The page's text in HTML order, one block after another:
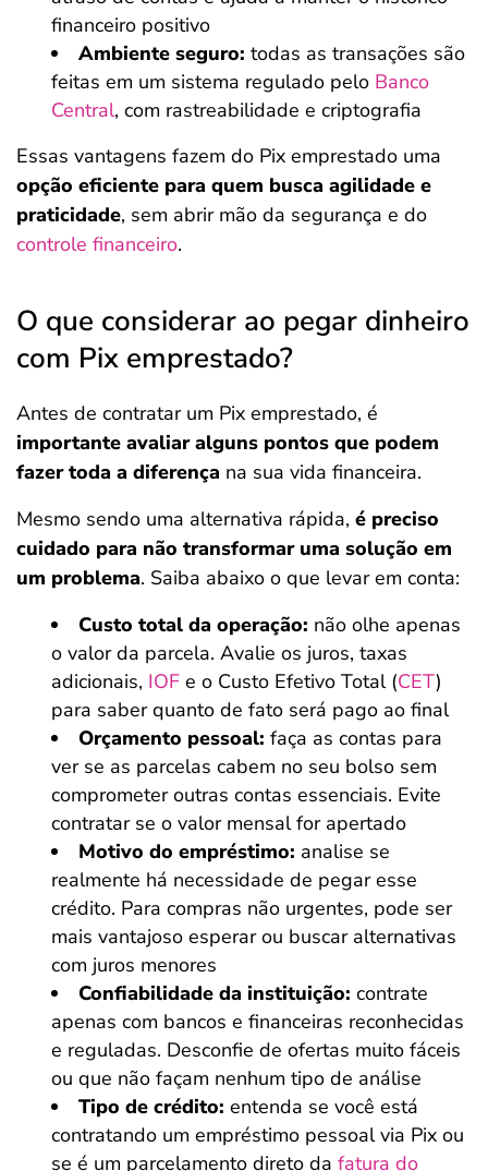
financeiro positivo
Ambiente seguro: todas as transações são
feitas em um sistema regulado pelo Banco
Central, com rastreabilidade e criptografia
Essas vantagens fazem do Pix emprestado uma
opção eficiente para quem busca agilidade e
praticidade, sem abrir mão da segurança e do
controle financeiro.
O que considerar ao pegar dinheiro
com Pix emprestado?
Antes de contratar um Pix emprestado, é
importante avaliar alguns pontos que podem
fazer toda a diferença na sua vida financeira.
Mesmo sendo uma alternativa rápida, é preciso
cuidado para não transformar uma solução em
um problema. Saiba abaixo o que levar em conta:
Custo total da operação: não olhe apenas
o valor da parcela. Avalie os juros, taxas
adicionais, IOF e o Custo Efetivo Total (CET)
para saber quanto de fato será pago ao final
Orçamento pessoal: faça as contas para
ver se as parcelas cabem no seu bolso sem
comprometer outras contas essenciais. Evite
contratar se o valor mensal for apertado
Motivo do empréstimo: analise se
realmente há necessidade de pegar esse
crédito. Para compras não urgentes, pode ser
mais vantajoso esperar ou buscar alternativas
com juros menores
Confiabilidade da instituição: contrate
apenas com bancos e financeiras reconhecidas
e reguladas. Desconfie de ofertas muito fáceis
ou que não façam nenhum tipo de análise
Tipo de crédito: entenda se você está
contratando um empréstimo pessoal via Pix ou
se é um parcelamento direto da fatura do